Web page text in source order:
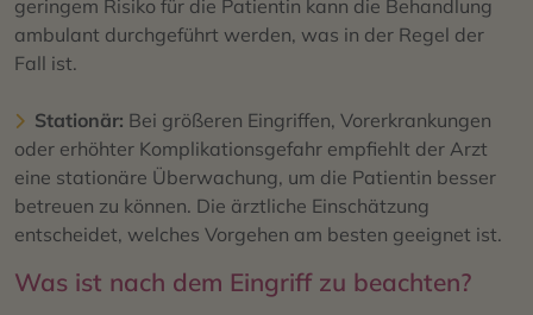
geringem Risiko für die Patientin kann die Behandlung
ambulant durchgeführt werden, was in der Regel der
Fall ist.
Stationär: Bei größeren Eingriffen, Vorerkrankungen
oder erhöhter Komplikationsgefahr empfiehlt der Arzt
eine stationäre Überwachung, um die Patientin besser
betreuen zu können. Die ärztliche Einschätzung
entscheidet, welches Vorgehen am besten geeignet ist.
Was ist nach dem Eingriff zu beachten?